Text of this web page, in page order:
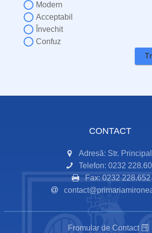
Modern
Acceptabil
Învechit
Confuz
CONTACT
Adresă: Str.
Telefon: 0232
Fax: 0232 228.652
Fromular de Contact